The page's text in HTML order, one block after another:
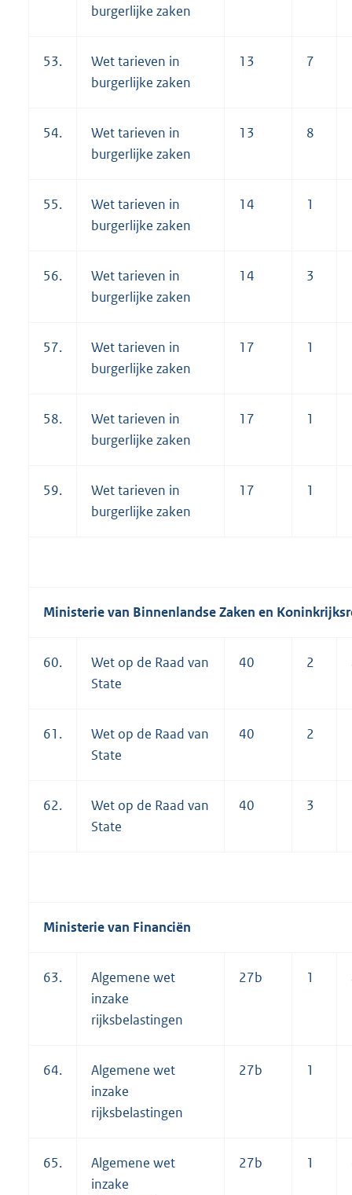
burgerlijke zaken
53.
Wet tarieven in
burgerlijke zaken
13 7
54.
Wet tarieven in
burgerlijke zaken
13 8
55.
Wet tarieven in
burgerlijke zaken
14 1
56.
Wet tarieven in
burgerlijke zaken
14 3
57.
Wet tarieven in
burgerlijke zaken
17 1
58.
Wet tarieven in
burgerlijke zaken
17 1
59.
Wet tarieven in
burgerlijke zaken
17 1
Ministerie van Binnenlandse Zaken en
60.
Wet op de Raad van
State
40 2
61.
Wet op de Raad van
State
40 2
62.
Wet op de Raad van
State
40 3
Ministerie van Financiën
63.
Algemene wet
inzake
rijksbelastingen
27b 1
64.
Algemene wet
inzake
rijksbelastingen
27b 1
65.
Algemene wet
inzake
27b 1